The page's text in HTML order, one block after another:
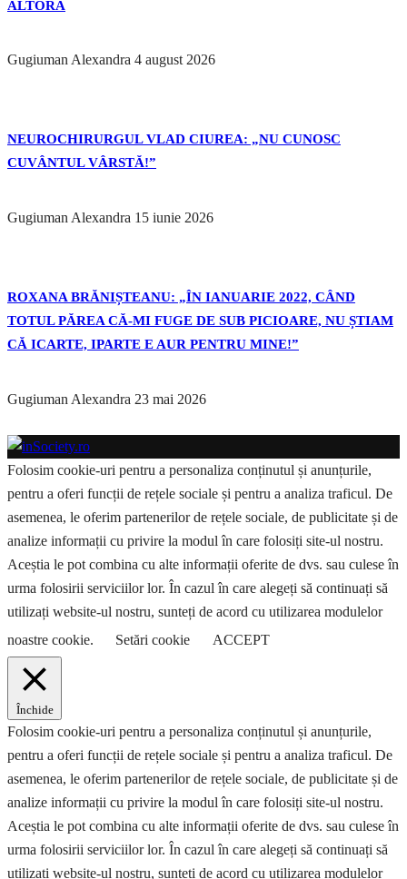
ALTORA
Gugiuman Alexandra 4 august 2026
NEUROCHIRURGUL VLAD CIUREA: „NU CUNOSC
CUVÂNTUL VÂRSTĂ!”
Gugiuman Alexandra 15 iunie 2026
ROXANA BRĂNIȘTEANU: „ÎN IANUARIE 2022, CÂND
TOTUL PĂREA CĂ-MI FUGE DE SUB PICIOARE, NU ȘTIAM
CĂ ICARTE, IPARTE E AUR PENTRU MINE!”
Gugiuman Alexandra 23 mai 2026
Folosim cookie-uri pentru a personaliza conținutul și anunțurile,
pentru a oferi funcții de rețele sociale și pentru a analiza traficul. De
asemenea, le oferim partenerilor de rețele sociale, de publicitate și de
analize informații cu privire la modul în care folosiți site-ul nostru.
Aceștia le pot combina cu alte informații oferite de dvs. sau culese în
urma folosirii serviciilor lor. În cazul în care alegeți să continuați să
utilizați website-ul nostru, sunteți de acord cu utilizarea modulelor
noastre cookie.
Setări cookie ACCEPT
Închide
Folosim cookie-uri pentru a personaliza conținutul și anunțurile,
pentru a oferi funcții de rețele sociale și pentru a analiza traficul. De
asemenea, le oferim partenerilor de rețele sociale, de publicitate și de
analize informații cu privire la modul în care folosiți site-ul nostru.
Aceștia le pot combina cu alte informații oferite de dvs. sau culese în
urma folosirii serviciilor lor. În cazul în care alegeți să continuați să
utilizați website-ul nostru, sunteți de acord cu utilizarea modulelor